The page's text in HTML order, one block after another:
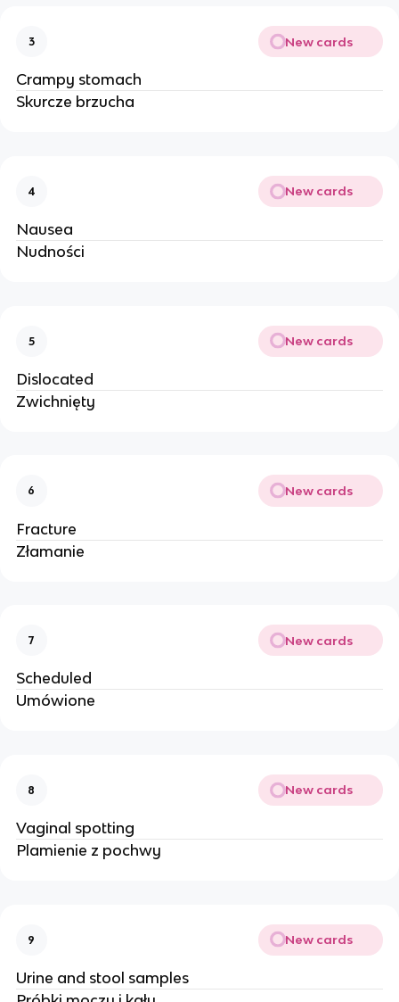
3 New cards
Crampy stomach
Skurcze brzucha
4 New cards
Nausea
Nudności
5 New cards
Dislocated
Zwichnięty
6 New cards
Fracture
Złamanie
7 New cards
Scheduled
Umówione
8 New cards
Vaginal spotting
Plamienie z pochwy
9 New cards
Urine and stool samples